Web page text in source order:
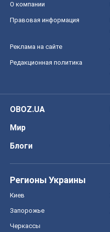
О компании
Правовая информация
Реклама на сайте
Редакционная политика
OBOZ.UA
Мир
Блоги
Регионы Украины
Киев
Запорожье
Черкассы